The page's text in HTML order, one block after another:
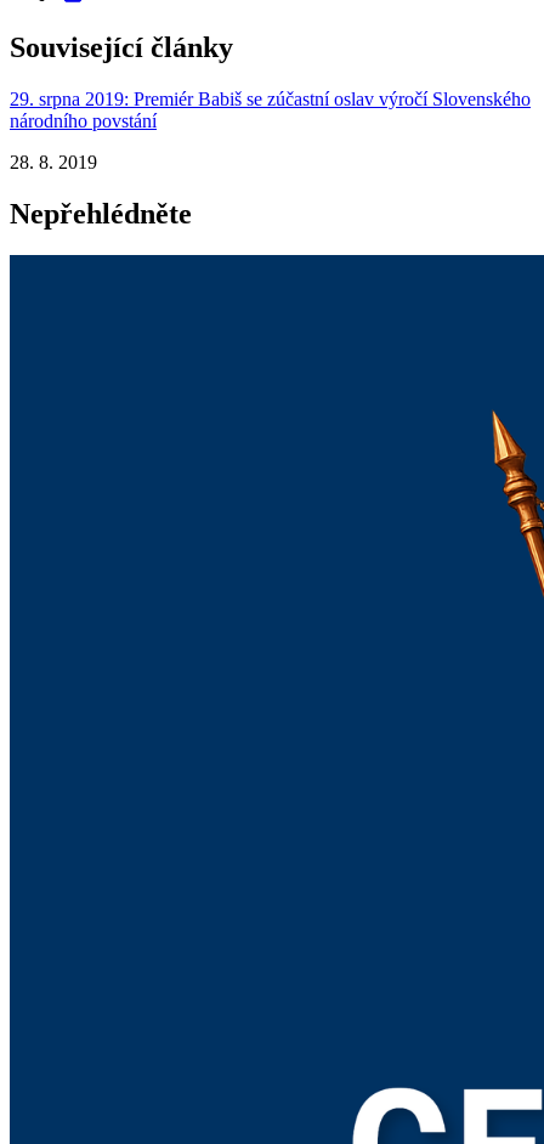
Související články
29. srpna 2019: Premiér Babiš se zúčastní oslav výročí Slovenského
národního povstání
28. 8. 2019
Nepřehlédněte